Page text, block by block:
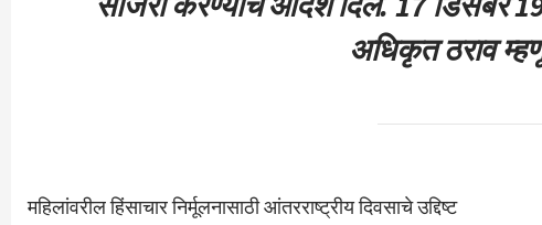
अधिकृत ठराव
महिलांवरील हिंसाचार निर्मूलनासाठी आंतरराष्ट्रीय दिवसाचे उद्दिष्ट